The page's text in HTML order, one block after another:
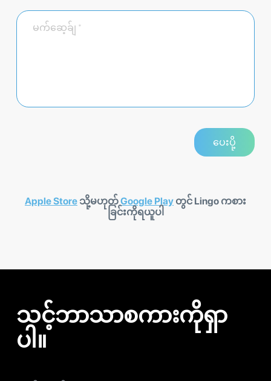
Apple Store သို့မဟုတ်Google Play တွင် Lingo ကစား
ခြင်းကိုရယူပါ
သင့်ဘာသာစကားကိုရှာ
ပါ။